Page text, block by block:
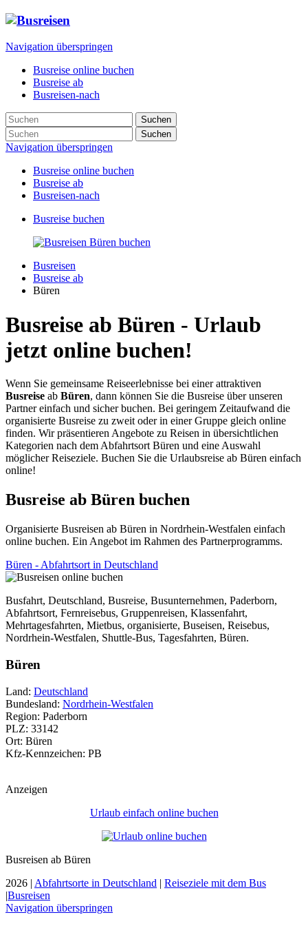
Navigation überspringen
Busreise online buchen
Busreise ab
Busreisen-nach
Suchen
Suchen
Navigation überspringen
Busreise online buchen
Busreise ab
Busreisen-nach
Busreise buchen
Busreisen
Busreise ab
Büren
Busreise ab Büren - Urlaub
jetzt online buchen!
Wenn Sie gemeinsame Reiseerlebnisse bei einer attraktiven
Busreise ab Büren, dann können Sie die Busreise über unseren
Partner einfach und sicher buchen. Bei geringem Zeitaufwand die
organisierte Busreise zu zweit oder in einer Gruppe gleich online
finden. Wir präsentieren Angebote zu Reisen in übersichtlichen
Kategorien nach dem Abfahrtsort Büren und eine Auswahl
möglicher Reiseziele. Buchen Sie die Urlaubsreise ab Büren einfach
online!
Busreise ab Büren buchen
Organisierte Busreisen ab Büren in Nordrhein-Westfalen einfach
online buchen. Ein Angebot im Rahmen des Partnerprogramms.
Büren - Abfahrtsort in Deutschland
Busfahrt, Deutschland, Busreise, Busunternehmen, Paderborn,
Abfahrtsort, Fernreisebus, Gruppenreisen, Klassenfahrt,
Mehrtagesfahrten, Mietbus, organisierte, Buseisen, Reisebus,
Nordrhein-Westfalen, Shuttle-Bus, Tagesfahrten, Büren.
Büren
Land: Deutschland
Bundesland: Nordrhein-Westfalen
Region: Paderborn
PLZ: 33142
Ort: Büren
Kfz-Kennzeichen: PB
Anzeigen
Urlaub einfach online buchen
Busreisen ab Büren
2026 | Abfahrtsorte in Deutschland | Reiseziele mit dem Bus
|Busreisen
Navigation überspringen